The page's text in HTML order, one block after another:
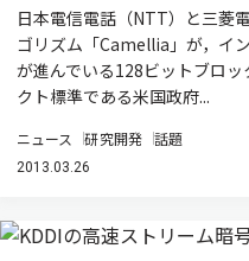
日本電信電話（NTT）と三菱
ゴリズム「Camellia」が，イ
が進んでいる128ビットブロ
クト標準である米国政府...
ニュース 研究開発 話題
2013.03.26